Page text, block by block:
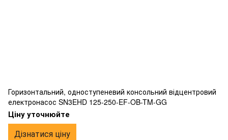
Горизонтальний, одноступеневий консольний відцентровий
електронасос SN3EHD 125-250-EF-OB-TM-GG
Ціну уточнюйте
Дізнатися ціну